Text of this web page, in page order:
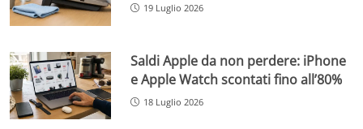
19 Luglio 2026
Saldi Apple da non perdere: iPhone
e Apple Watch scontati fino all’80%
18 Luglio 2026